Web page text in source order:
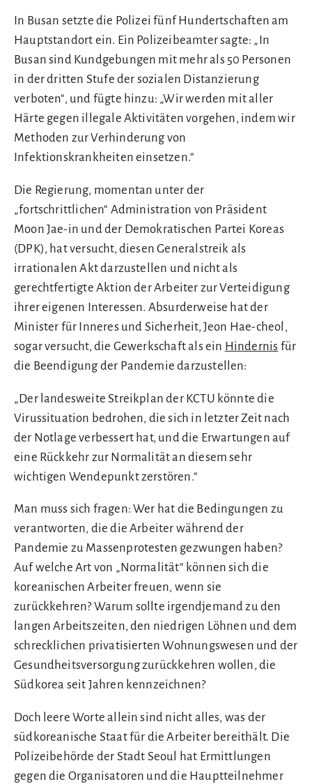
In Busan setzte die Polizei fünf Hundertschaften am
Hauptstandort ein. Ein Polizeibeamter sagte: „In
Busan sind Kundgebungen mit mehr als 50 Personen
in der dritten Stufe der sozialen Distanzierung
verboten“, und fügte hinzu: „Wir werden mit aller
Härte gegen illegale Aktivitäten vorgehen, indem wir
Methoden zur Verhinderung von
Infektionskrankheiten einsetzen.“
Die Regierung, momentan unter der
„fortschrittlichen“ Administration von Präsident
Moon Jae-in und der Demokratischen Partei Koreas
(DPK), hat versucht, diesen Generalstreik als
irrationalen Akt darzustellen und nicht als
gerechtfertigte Aktion der Arbeiter zur Verteidigung
ihrer eigenen Interessen. Absurderweise hat der
Minister für Inneres und Sicherheit, Jeon Hae-cheol,
sogar versucht, die Gewerkschaft als ein Hindernis für
die Beendigung der Pandemie darzustellen:
„Der landesweite Streikplan der KCTU könnte die
Virussituation bedrohen, die sich in letzter Zeit nach
der Notlage verbessert hat, und die Erwartungen auf
eine Rückkehr zur Normalität an diesem sehr
wichtigen Wendepunkt zerstören.“
Man muss sich fragen: Wer hat die Bedingungen zu
verantworten, die die Arbeiter während der
Pandemie zu Massenprotesten gezwungen haben?
Auf welche Art von „Normalität“ können sich die
koreanischen Arbeiter freuen, wenn sie
zurückkehren? Warum sollte irgendjemand zu den
langen Arbeitszeiten, den niedrigen Löhnen und dem
schrecklichen privatisierten Wohnungswesen und der
Gesundheitsversorgung zurückkehren wollen, die
Südkorea seit Jahren kennzeichnen?
Doch leere Worte allein sind nicht alles, was der
südkoreanische Staat für die Arbeiter bereithält. Die
Polizeibehörde der Stadt Seoul hat Ermittlungen
gegen die Organisatoren und die Hauptteilnehmer